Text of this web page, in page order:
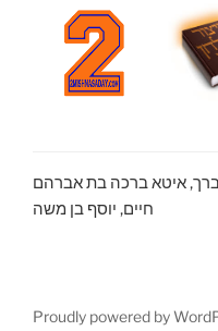
איטא ברכה בת אברהם
חיים, יוסף בן משה
Proudly powered by